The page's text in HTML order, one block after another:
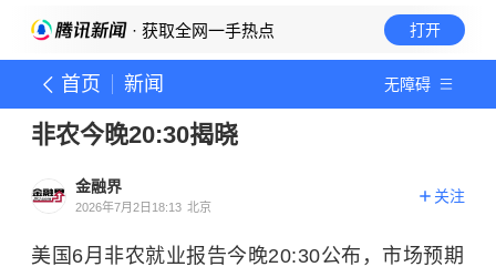
· 获取全网一手热点 打开
首页 新闻 无障碍
非农今晚20:30揭晓
金融界
2026年7月2日18:13 北京
关注
美国6月非农就业报告今晚20:30公布，市场预期